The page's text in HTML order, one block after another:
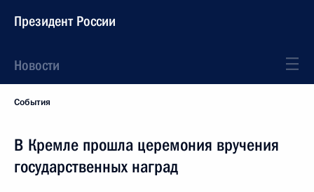
Президент России
Новости
События
В Кремле прошла церемония вручения
государственных наград